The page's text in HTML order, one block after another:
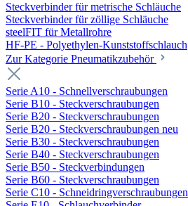
Steckverbinder für metrische Schläuche
Steckverbinder für zöllige Schläuche
steelFIT für Metallrohre
HF-PE - Polyethylen-Kunststoffschlauch
Zur Kategorie Pneumatikzubehör
Serie A10 - Schnellverschraubungen
Serie B10 - Steckverschraubungen
Serie B20 - Steckverschraubungen
Serie B20 - Steckverschraubungen neu
Serie B30 - Steckverschraubungen
Serie B40 - Steckverschraubungen
Serie B50 - Steckverbindungen
Serie B60 - Steckverschraubungen
Serie C10 - Schneidringverschraubungen